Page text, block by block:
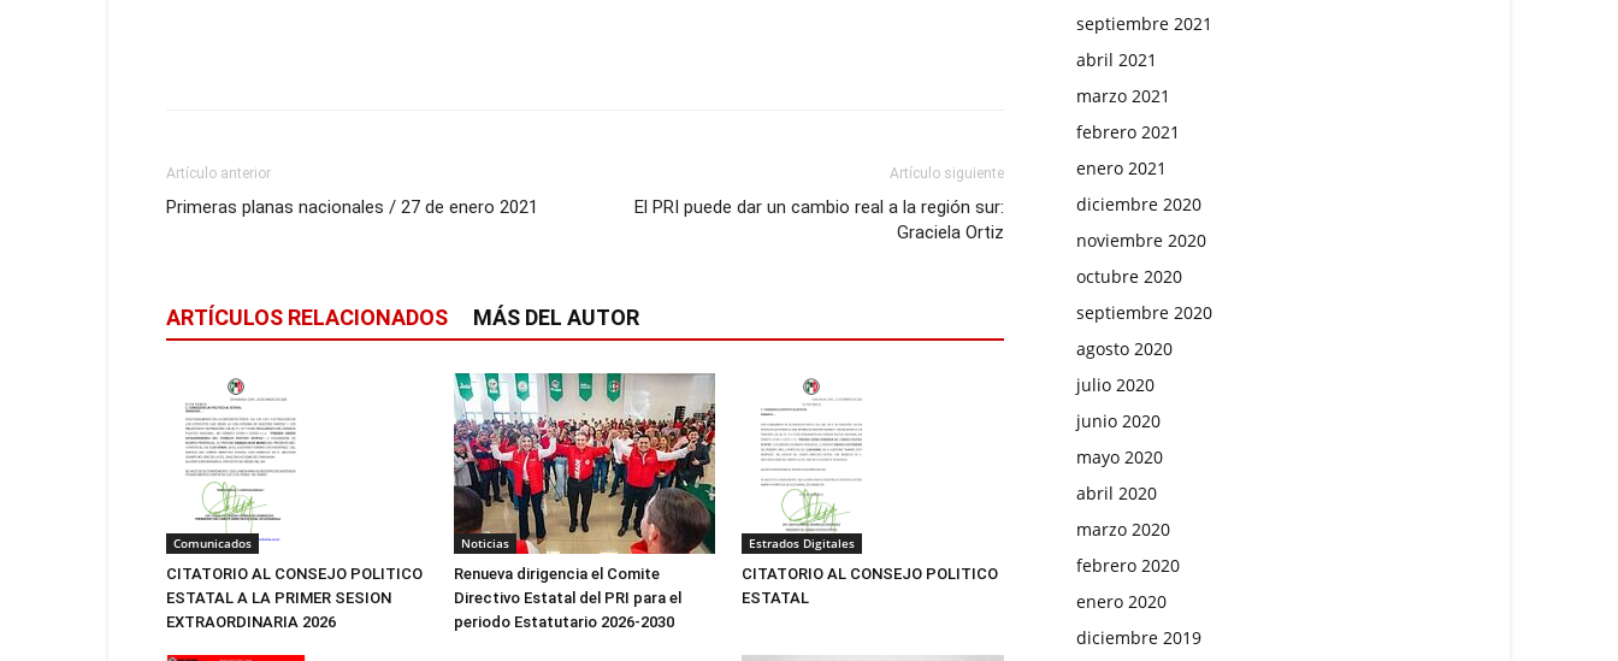
Artículo anterior
Primeras planas nacionales / 27 de enero 2021
Artículo siguiente
El PRI puede dar un cambio real a la región sur:
Graciela Ortiz
ARTÍCULOS RELACIONADOS MÁS DEL AUTOR
Comunicados
CITATORIO AL CONSEJO POLITICO
ESTATAL A LA PRIMER SESION
EXTRAORDINARIA 2026
Noticias
Renueva dirigencia el Comite
Directivo Estatal del PRI para el
periodo Estatutario 2026-2030
Estrados Digitales
CITATORIO AL CONSEJO POLITICO
ESTATAL
septiembre 2021
abril 2021
marzo 2021
febrero 2021
enero 2021
diciembre 2020
noviembre 2020
octubre 2020
septiembre 2020
agosto 2020
julio 2020
junio 2020
mayo 2020
abril 2020
marzo 2020
febrero 2020
enero 2020
diciembre 2019